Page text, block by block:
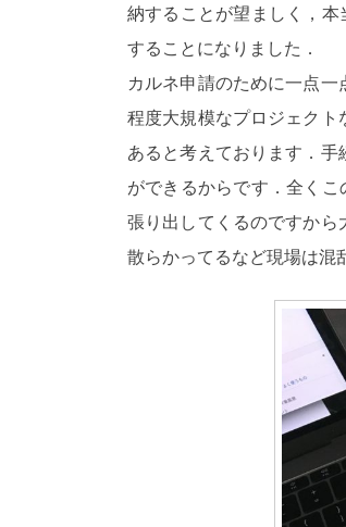
納することが望ましく，
することになりました．
カルネ申請のために一点
程度大規模なプロジェク
あると考えております．
ができるからです．全く
張り出してくるのですから
散らかってるなど現場は混